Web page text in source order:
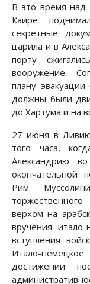
В это время над
Каире
секретные
царила и в
порту
вооружение.
плану эвакуации
должны были
до Хартума и на
27 июня в
того часа,
Александрию
окончательной
Рим.
верхом на
вручения
вступления
Итало-
достижении